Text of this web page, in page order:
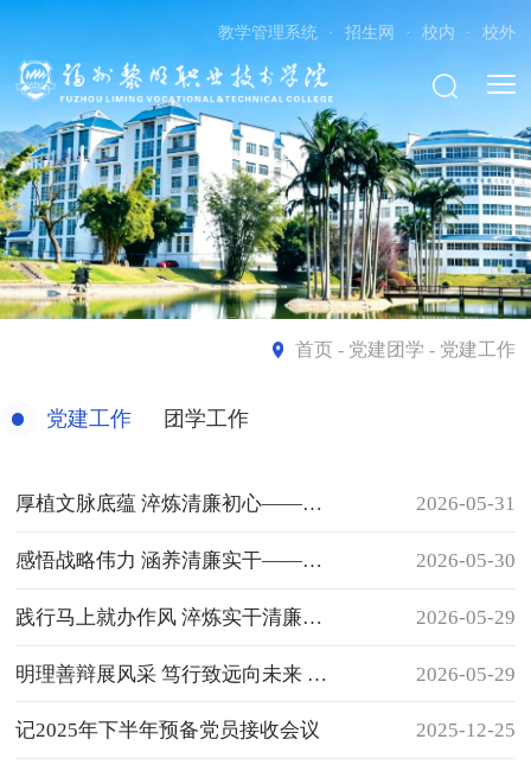
教学管理系统 · 招生网 · 校内 · 校外
首页- 党建团学 - 党建工作
党建工作 团学工作
厚植文脉底蕴 淬炼清廉初心——艺术与建筑系党总支开展主题党日研学活动 2026-05-31
感悟战略伟力 涵养清廉实干——艺术与建筑系党总支开展“3820”战略工程成就展主题党日活动 2026-05-30
践行马上就办作风 淬炼实干清廉初心——艺术与建筑系党总支开展主题党日活动 2026-05-29
明理善辩展风采 笃行致远向未来 ——艺术与建筑系第四届辩论赛圆满落幕 2026-05-29
记2025年下半年预备党员接收会议 2025-12-25